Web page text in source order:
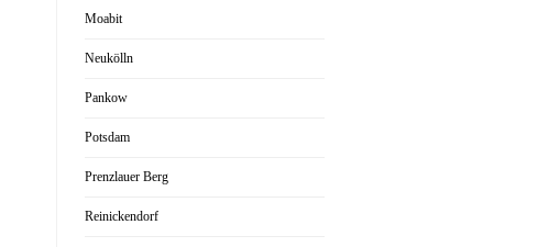
Moabit
Neukölln
Pankow
Potsdam
Prenzlauer Berg
Reinickendorf